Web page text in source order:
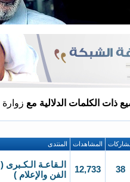
ذات الكلمات الدلالية مع زوارة
المشاهدات المنتدى
38
12,733
الـقاعـة الـكـبرى (
الفن والإعلام )